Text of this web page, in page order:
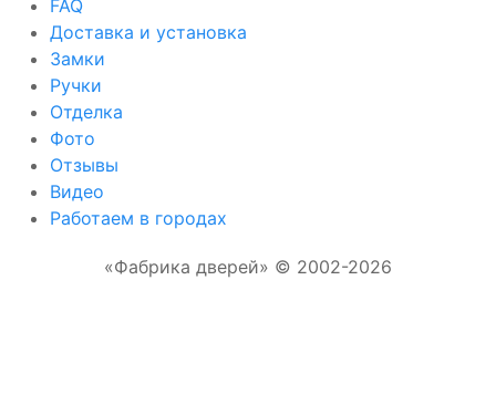
FAQ
Доставка и установка
Замки
Ручки
Отделка
Фото
Отзывы
Видео
Работаем в городах
«Фабрика дверей» © 2002-2026